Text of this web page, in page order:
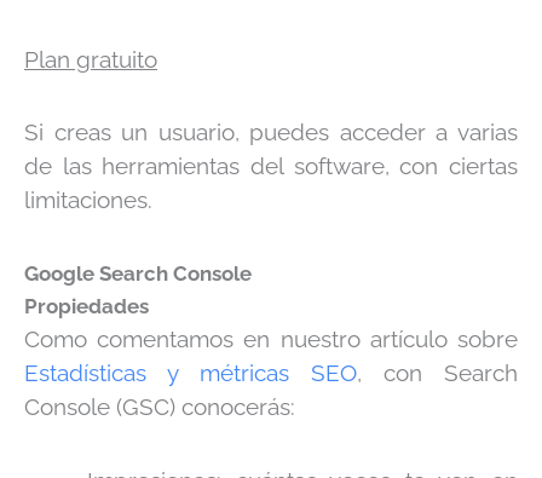
Plan gratuito
Si creas un usuario, puedes acceder a varias
de las herramientas del software, con ciertas
limitaciones.
Google Search Console
Propiedades
Como comentamos en nuestro artículo sobre
Estadísticas y métricas SEO, con Search
Console (GSC) conocerás: